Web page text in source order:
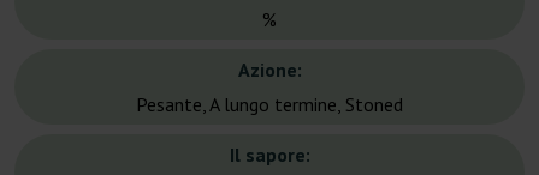
%
Azione:
Pesante, A lungo termine, Stoned
Il sapore: